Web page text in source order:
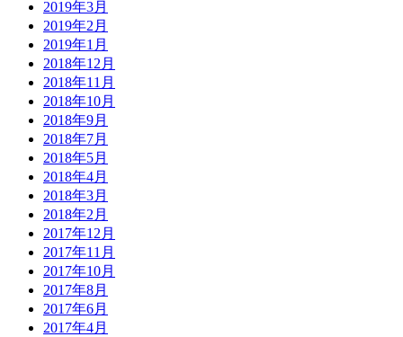
2019年3月
2019年2月
2019年1月
2018年12月
2018年11月
2018年10月
2018年9月
2018年7月
2018年5月
2018年4月
2018年3月
2018年2月
2017年12月
2017年11月
2017年10月
2017年8月
2017年6月
2017年4月